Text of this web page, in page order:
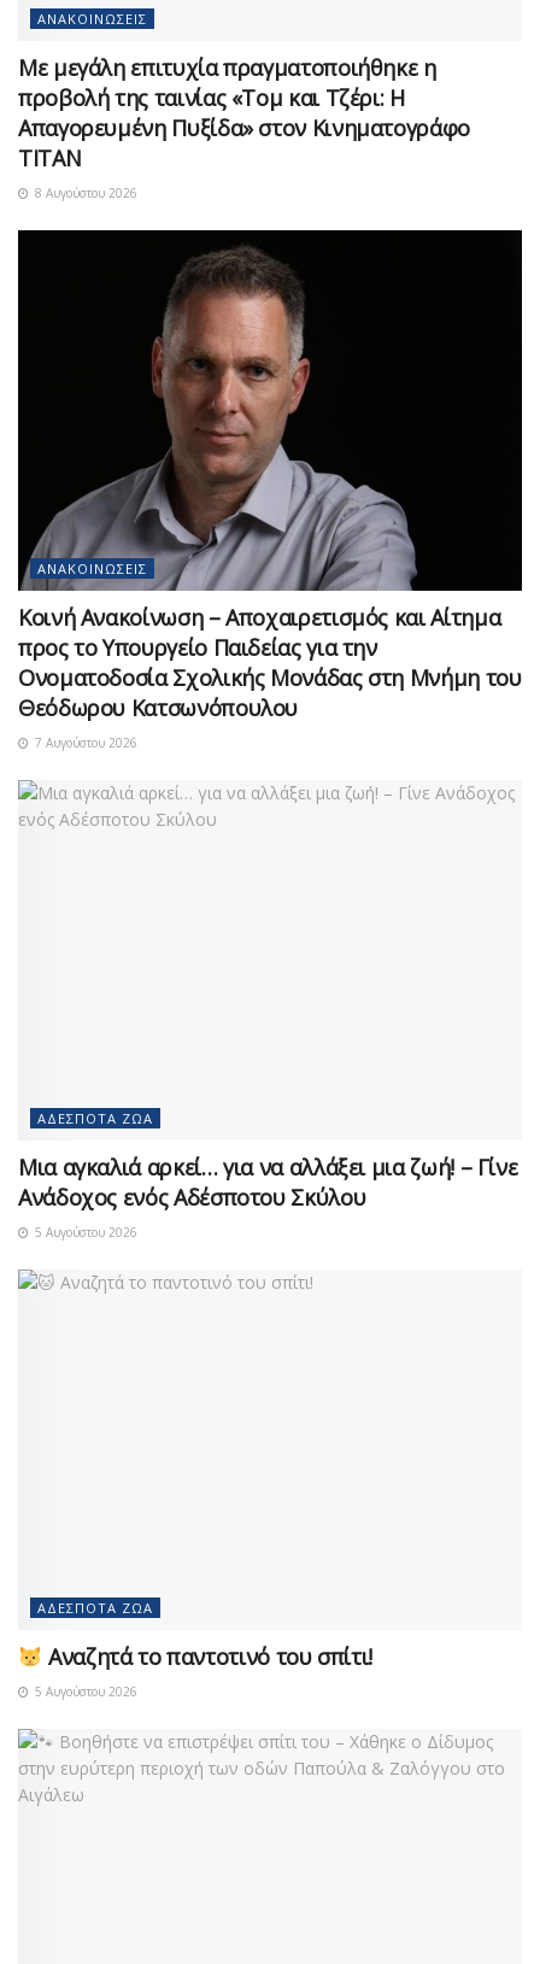
ΑΝΑΚΟΙΝΏΣΕΙΣ
Με μεγάλη επιτυχία πραγματοποιήθηκε η
προβολή της ταινίας «Τομ και Τζέρι: Η
Απαγορευμένη Πυξίδα» στον Κινηματογράφο
ΤΙΤΑΝ
8 Αυγούστου 2026
ΑΝΑΚΟΙΝΏΣΕΙΣ
Κοινή Ανακοίνωση – Αποχαιρετισμός και Αίτημα
προς το Υπουργείο Παιδείας για την
Ονοματοδοσία Σχολικής Μονάδας στη Μνήμη του
Θεόδωρου Κατσωνόπουλου
7 Αυγούστου 2026
ΑΔΈΣΠΟΤΑ ΖΏΑ
Μια αγκαλιά αρκεί… για να αλλάξει μια ζωή! – Γίνε
Ανάδοχος ενός Αδέσποτου Σκύλου
5 Αυγούστου 2026
ΑΔΈΣΠΟΤΑ ΖΏΑ
Αναζητά το παντοτινό του σπίτι!
5 Αυγούστου 2026